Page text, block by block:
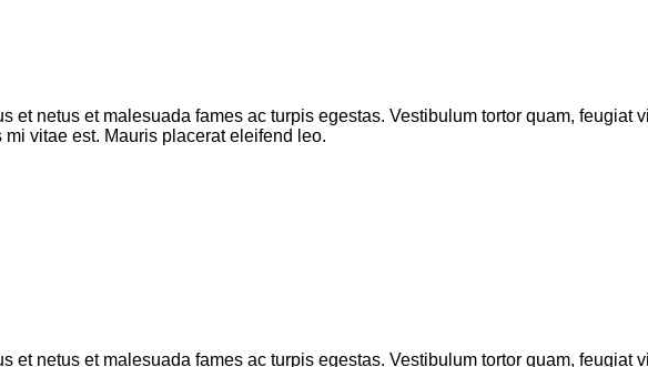
et netus et malesuada fames ac turpis egestas. Vestibulum tortor quam, feugiat
vitae est. Mauris placerat eleifend leo.
et netus et malesuada fames ac turpis egestas. Vestibulum tortor quam, feugiat